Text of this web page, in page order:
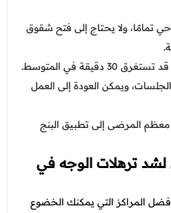
تمامًا، ولا يحتاج إلى فتح شقوق
في المتوسط.
ويمكن العودة إلى العمل
المرضى إلى تطبيق البنج
ترهلات الوجه في
المراكز التي يمكنك الخضوع